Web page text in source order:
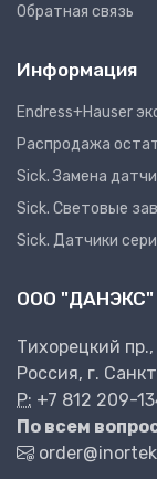
Обратная связь
Информация
Endress+Hauser
Распродажа
Sick. Замена
Sick. Световые
Sick. Датчики
ООО "ДАНЭКС"
Тихорецкий
Россия, г.
P: +7 812 209-
По всем